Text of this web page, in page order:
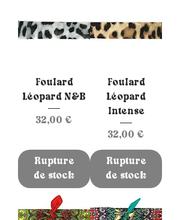
Foulard
Léopard N&B
Prix
32,00 €
Rupture
de stock
Foulard
Léopard
Intense
Prix
32,00 €
Rupture
de stock